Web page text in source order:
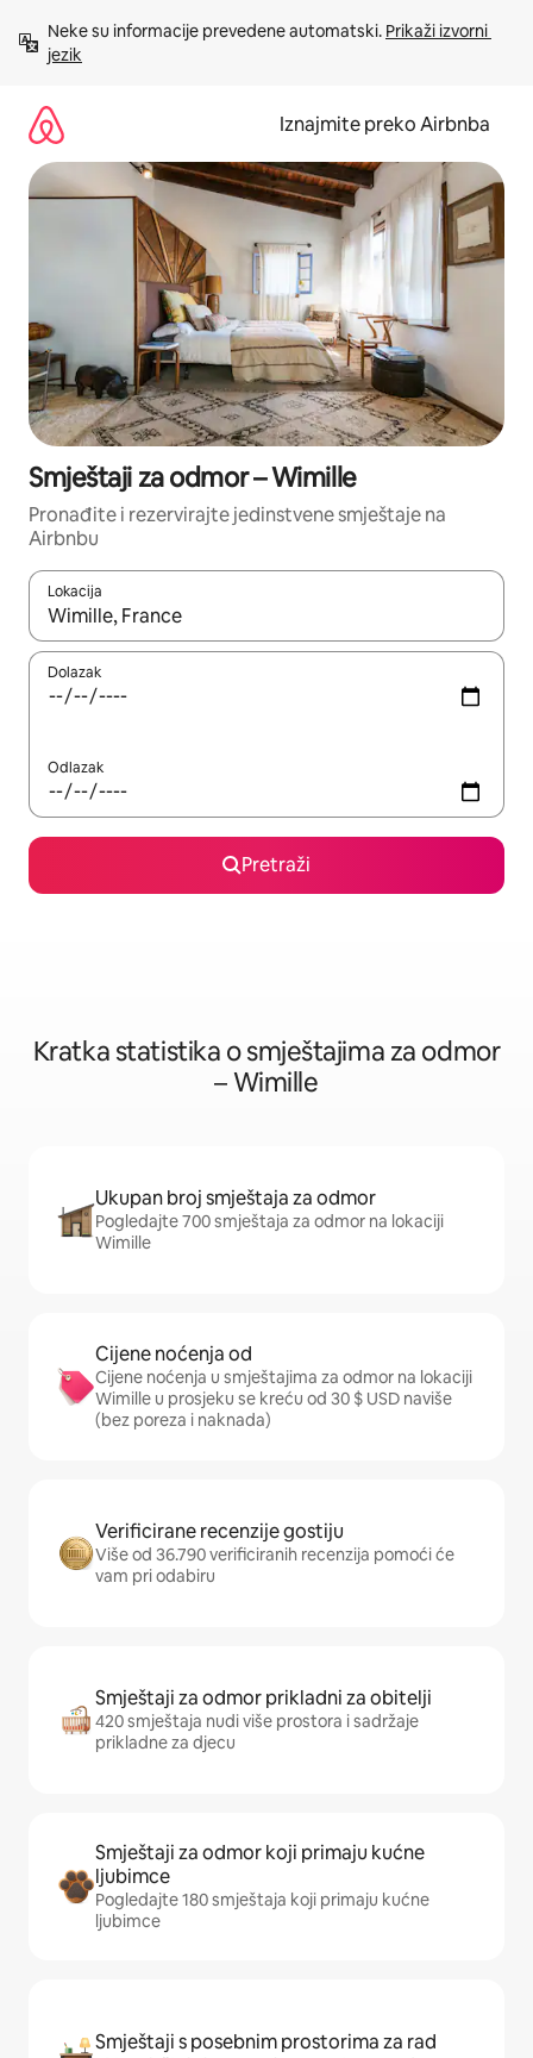
sadržaj
Neke su informacije prevedene automatski. Prikaži izvorni
jezik
Iznajmite preko Airbnba
Smještaji za odmor – Wimille
Pronađite i rezervirajte jedinstvene smještaje na
Airbnbu
Lokacija
Kada budu dostupni rezultati, moći ćete ih pregledati
Dolazak
Odlazak
Pretraži
Kratka statistika o smještajima za odmor
– Wimille
Ukupan broj smještaja za odmor
Pogledajte 700 smještaja za odmor na lokaciji
Wimille
Cijene noćenja od
Cijene noćenja u smještajima za odmor na lokaciji
Wimille u prosjeku se kreću od 30 $ USD naviše
(bez poreza i naknada)
Verificirane recenzije gostiju
Više od 36.790 verificiranih recenzija pomoći će
vam pri odabiru
Smještaji za odmor prikladni za obitelji
420 smještaja nudi više prostora i sadržaje
prikladne za djecu
Smještaji za odmor koji primaju kućne
ljubimce
Pogledajte 180 smještaja koji primaju kućne
ljubimce
Smještaji s posebnim prostorima za rad